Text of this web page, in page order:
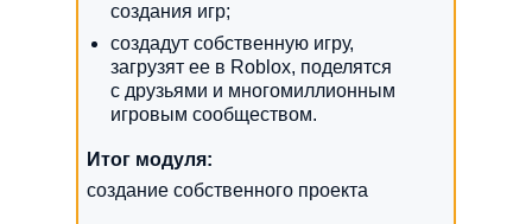
создание собственного проекта
Итог модуля:
создания игр;
создадут собственную игру,
загрузят ее в Roblox, поделятся
с друзьями и многомиллионным
игровым сообществом.